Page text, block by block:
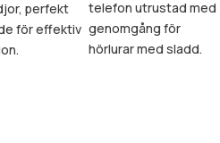
perfekt
för effektiv
telefon utrustad med
genomgång för
hörlurar med sladd.